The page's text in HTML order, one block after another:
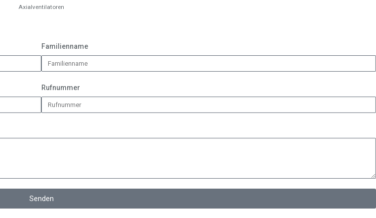
Axialventilatoren
Familienname
Rufnummer
Senden